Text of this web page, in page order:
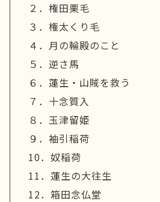
２．権田栗毛
３．権太くり毛
４．月の輪殿のこと
５．逆さ馬
６．蓮生・山賊を救う
７．十念質入
８．玉津留姫
９．袖引稲荷
10．奴稲荷
11．蓮生の大往生
12．箱田念仏堂